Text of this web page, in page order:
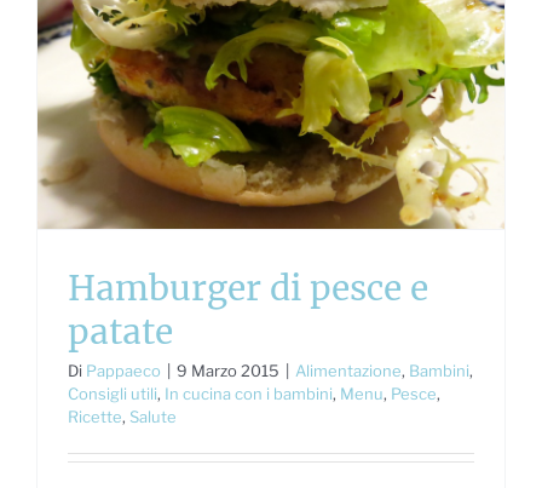
Hamburger di pesce e
patate
Di Pappaeco 9 Marzo 2015 Alimentazione, Bambini,
Consigli utili, In cucina con i bambini, Menu, Pesce,
Ricette, Salute